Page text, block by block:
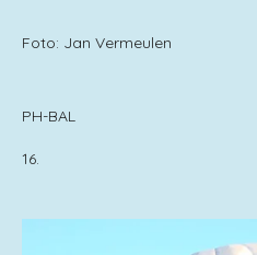
Foto: Jan Vermeulen
PH-BAL
16.